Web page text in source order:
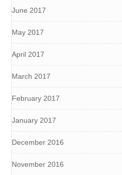
June 2017
May 2017
April 2017
March 2017
February 2017
January 2017
December 2016
November 2016